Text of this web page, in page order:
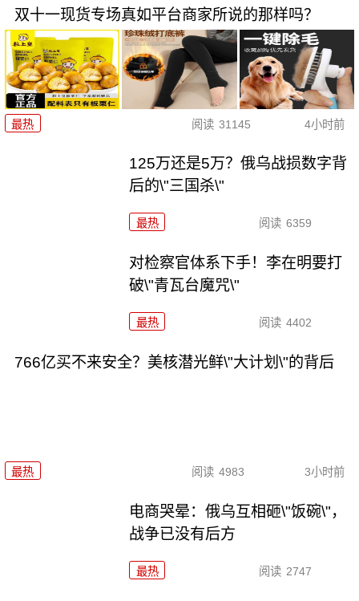
双十一现货专场真如平台商家所说的那样吗？
最热 阅读 31145 4小时前
125万还是5万？俄乌战损数字背
后的\"三国杀\"
最热 阅读 6359
对检察官体系下手！李在明要打
破\"青瓦台魔咒\"
最热 阅读 4402
766亿买不来安全？美核潜光鲜\"大计划\"的背后
最热 阅读 4983 3小时前
电商哭晕：俄乌互相砸\"饭碗\"，
战争已没有后方
最热 阅读 2747